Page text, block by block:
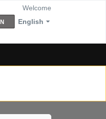
English
Welcome